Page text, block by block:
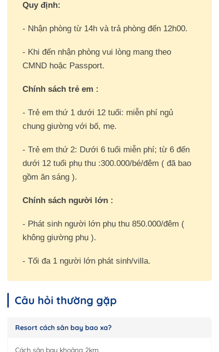
Quy định:
- Nhận phòng từ 14h và trả phòng đến 12h00.
- Khi đến nhận phòng vui lòng mang theo
CMND hoặc Passport.
Chính sách trẻ em :
- Trẻ em thứ 1 dưới 12 tuổi: miễn phí ngủ
chung giường với bố, mẹ.
- Trẻ em thứ 2: Dưới 6 tuổi miễn phí; từ 6 đến
dưới 12 tuổi phụ thu :300.000/bé/đêm ( đã bao
gồm ăn sáng ).
Chính sách người lớn :
- Phát sinh người lớn phụ thu 850.000/đêm (
không giường phụ ).
- Tối đa 1 người lớn phát sinh/villa.
Câu hỏi thường gặp
Resort cách sân bay bao xa?
Cách sân bay khoảng 2km.